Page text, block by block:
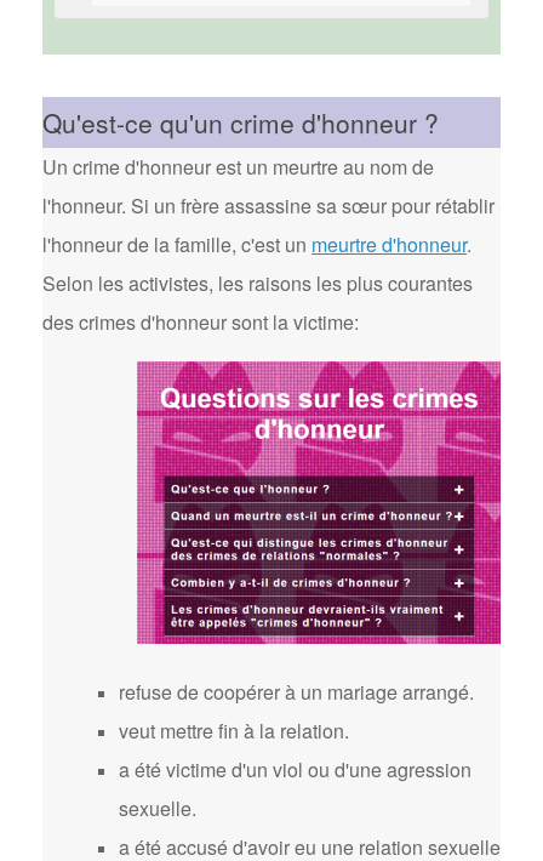
Qu'est-ce qu'un crime d'honneur ?
Un crime d'honneur est un meurtre au nom de
l'honneur. Si un frère assassine sa sœur pour rétablir
l'honneur de la famille, c'est un meurtre d'honneur.
Selon les activistes, les raisons les plus courantes
des crimes d'honneur sont la victime:
refuse de coopérer à un mariage arrangé.
veut mettre fin à la relation.
a été victime d'un viol ou d'une agression
sexuelle.
a été accusé d'avoir eu une relation sexuelle